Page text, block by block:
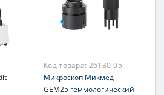
Код товара: 26130-05
Микроскоп Микмед
GEM25 геммологический